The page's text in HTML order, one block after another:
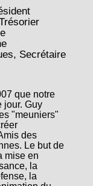
Secrétaire
que notre
jour. Guy
"meuniers"
des
Le but de
mise en
la
la